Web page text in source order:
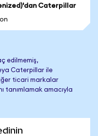
Caterpillar
edilmemiş,
Caterpillar ile
ticari markalar
tanımlamak amacıyla